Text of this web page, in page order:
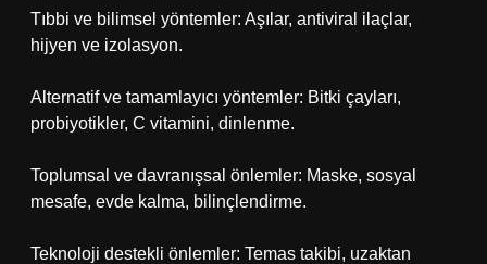
Tıbbi ve bilimsel yöntemler: Aşılar, antiviral ilaçlar,
hijyen ve izolasyon.
Alternatif ve tamamlayıcı yöntemler: Bitki çayları,
probiyotikler, C vitamini, dinlenme.
Toplumsal ve davranışsal önlemler: Maske, sosyal
mesafe, evde kalma, bilinçlendirme.
Teknoloji destekli önlemler: Temas takibi, uzaktan